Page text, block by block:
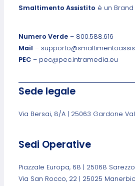
Smaltimento Assistito è un Brand
Numero Verde– 800.588.616
Mail –
PEC– pec@pec.intramedia.eu
Sede legale
Via Bersai, 8/A | 25063 Gardone
Sedi Operative
Piazzale Europa, 68 | 25068
Via San Rocco, 22 | 25025